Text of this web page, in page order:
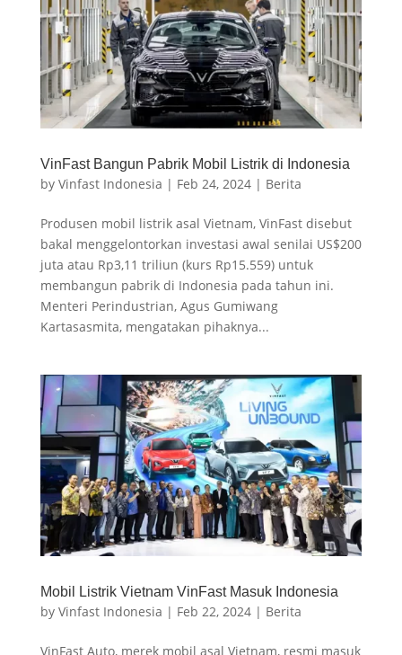
VinFast Bangun Pabrik Mobil Listrik di Indonesia
by Vinfast Indonesia | Feb 24, 2024| Berita
Produsen mobil listrik asal Vietnam, VinFast disebut
bakal menggelontorkan investasi awal senilai US$200
juta atau Rp3,11 triliun (kurs Rp15.559) untuk
membangun pabrik di Indonesia pada tahun ini.
Menteri Perindustrian, Agus Gumiwang
Kartasasmita, mengatakan pihaknya...
Mobil Listrik Vietnam VinFast Masuk Indonesia
by Vinfast Indonesia | Feb 22, 2024| Berita
VinFast Auto, merek mobil asal Vietnam, resmi masuk